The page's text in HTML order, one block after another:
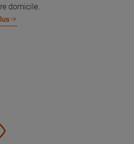
domicile.